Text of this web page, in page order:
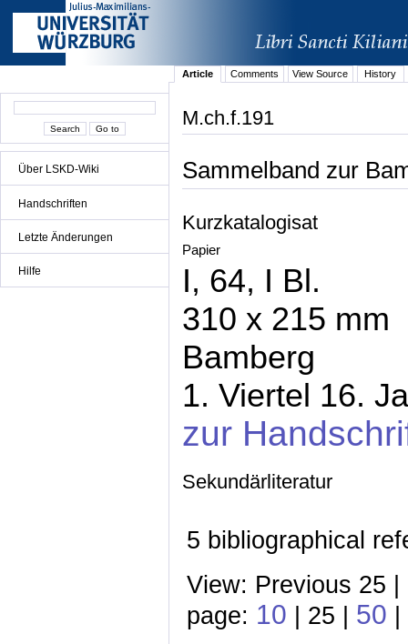
Über LSKD-Wiki
Handschriften
Letzte Änderungen
Hilfe
Article Comments View Source History
M.ch.f.191
Sammelband zur
Kurzkatalogisat
Papier
I, 64, I Bl.
310 x 215 mm
Bamberg
1. Viertel 16.
zur
Sekundärliteratur
5 bibliographical
View: Previous 25
page: 10 | 25 | 50 |